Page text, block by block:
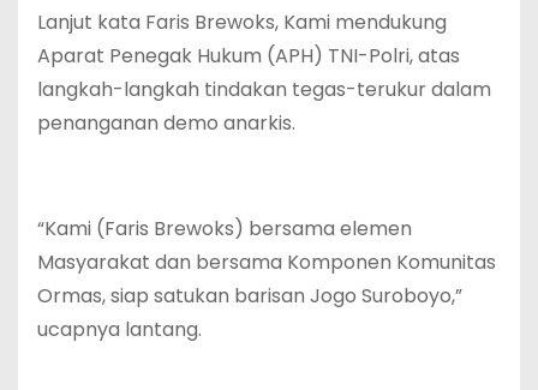
Lanjut kata Faris Brewoks, Kami mendukung
Aparat Penegak Hukum (APH) TNI-Polri, atas
langkah-langkah tindakan tegas-terukur dalam
penanganan demo anarkis.
“Kami (Faris Brewoks) bersama elemen
Masyarakat dan bersama Komponen Komunitas
Ormas, siap satukan barisan Jogo Suroboyo,”
ucapnya lantang.